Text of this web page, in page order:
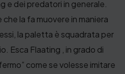
e dei predatori in generale.
la fa muovere in maniera
la paletta è squadrata per
Esca Flaating , in grado di
come se volesse imitare